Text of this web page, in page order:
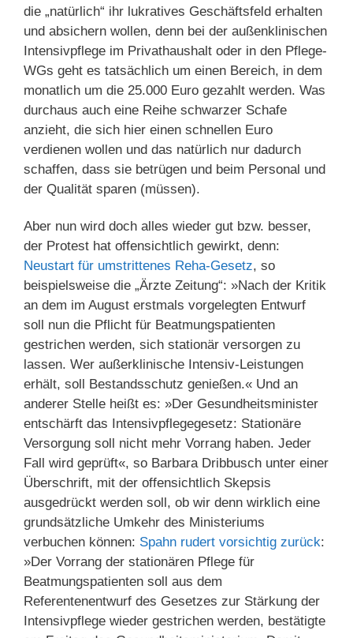
die „natürlich“ ihr lukratives Geschäftsfeld erhalten
und absichern wollen, denn bei der außenklinischen
Intensivpflege im Privathaushalt oder in den Pflege-
WGs geht es tatsächlich um einen Bereich, in dem
monatlich um die 25.000 Euro gezahlt werden. Was
durchaus auch eine Reihe schwarzer Schafe
anzieht, die sich hier einen schnellen Euro
verdienen wollen und das natürlich nur dadurch
schaffen, dass sie betrügen und beim Personal und
der Qualität sparen (müssen).
Aber nun wird doch alles wieder gut bzw. besser,
der Protest hat offensichtlich gewirkt, denn:
Neustart für umstrittenes Reha-Gesetz, so
beispielsweise die „Ärzte Zeitung“: »Nach der Kritik
an dem im August erstmals vorgelegten Entwurf
soll nun die Pflicht für Beatmungspatienten
gestrichen werden, sich stationär versorgen zu
lassen. Wer außerklinische Intensiv-Leistungen
erhält, soll Bestandsschutz genießen.« Und an
anderer Stelle heißt es: »Der Gesundheitsminister
entschärft das Intensivpflegegesetz: Stationäre
Versorgung soll nicht mehr Vorrang haben. Jeder
Fall wird geprüft«, so Barbara Dribbusch unter einer
Überschrift, mit der offensichtlich Skepsis
ausgedrückt werden soll, ob wir denn wirklich eine
grundsätzliche Umkehr des Ministeriums
verbuchen können: Spahn rudert vorsichtig zurück:
»Der Vorrang der stationären Pflege für
Beatmungspatienten soll aus dem
Referentenentwurf des Gesetzes zur Stärkung der
Intensivpflege wieder gestrichen werden, bestätigte